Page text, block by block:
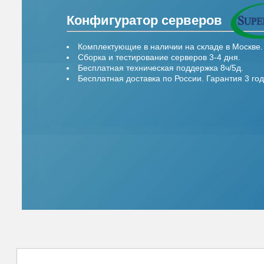
Конфигуратор серверов
Комплектующие в наличии на складе в Москве.
Сборка и тестирование серверов 3-4 дня.
Бесплатная техническая поддержка 8ч/5д.
Бесплатная доставка по России. Гарантия 3